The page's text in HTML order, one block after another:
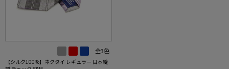
全3色
【シルク100%】ネクタイ レギュラー 日本縫